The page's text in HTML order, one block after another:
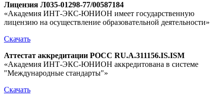
Лицензия Л035-01298-77/00587184
«Академия ИНТ-ЭКС-ЮНИОН имеет государственную
лицензию на осуществление образовательной деятельности»
Скачать
Аттестат аккредитации РОСС RU.A.311156.IS.ISM
«Академия ИНТ-ЭКС-ЮНИОН аккредитована в системе
"Международные стандарты"»
Скачать